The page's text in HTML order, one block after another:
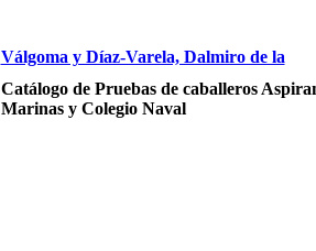
Válgoma y Díaz-Varela, Dalmiro de la
Catálogo de Pruebas de caballeros
Marinas y Colegio Naval